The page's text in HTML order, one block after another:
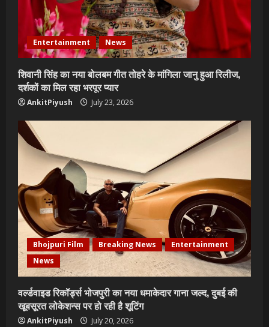
Entertainment News
शिवानी सिंह का नया बोलबम गीत तोहरे के मांगिला जानु हुआ रिलीज,
दर्शकों का मिल रहा भरपूर प्यार
AnkitPiyush July 23, 2026
Bhojpuri Film Breaking News
Entertainment
News
वर्ल्डवाइड रिकॉर्ड्स भोजपुरी का नया धमाकेदार गाना जल्द, दुबई की
खूबसूरत लोकेशन्स पर हो रही है शूटिंग
AnkitPiyush July 20, 2026